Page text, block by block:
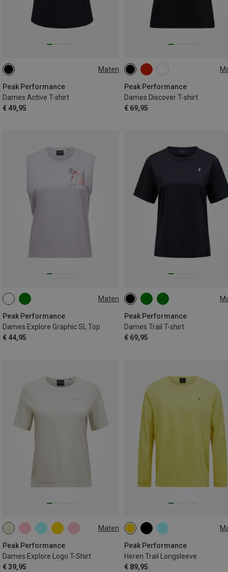
Maten
Peak Performance
Dames Active T-shirt
€ 49,95
XS
Peak Performance
Dames Discover T-shirt
€ 69,95
XS S
Maten
Peak Performance
Dames Explore Graphic SL Top
€ 44,95
S M
Peak Performance
Dames Trail T-shirt
€ 69,95
XS S M
Maten
Peak Performance
Dames Explore Logo T-Shirt
€ 39,95
XS XL
Peak Performance
Heren Trail Longsleeve
€ 89,95
S M L